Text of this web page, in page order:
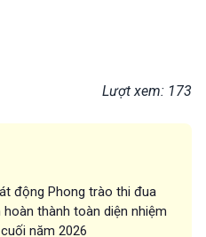
Lượt xem: 173
động Phong trào thi đua
thành toàn diện nhiệm
năm 2026